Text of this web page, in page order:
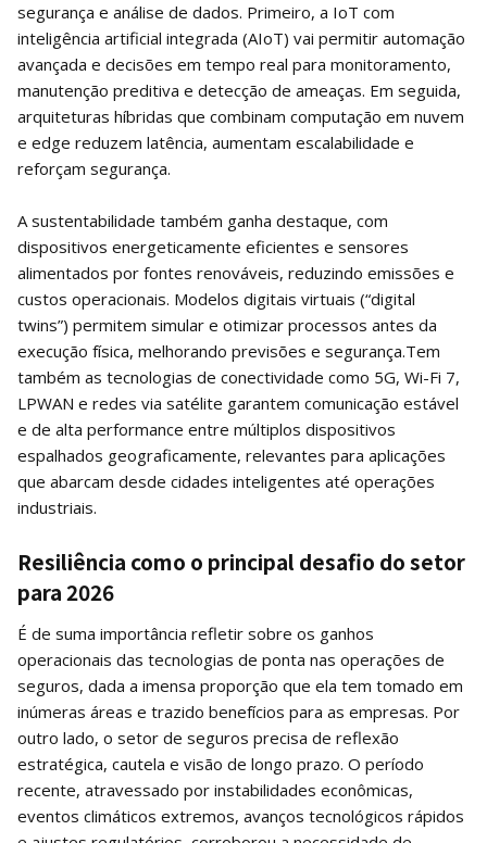
segurança e análise de dados. Primeiro, a IoT com
inteligência artificial integrada (AIoT) vai permitir automação
avançada e decisões em tempo real para monitoramento,
manutenção preditiva e detecção de ameaças. Em seguida,
arquiteturas híbridas que combinam computação em nuvem
e edge reduzem latência, aumentam escalabilidade e
reforçam segurança.
A sustentabilidade também ganha destaque, com
dispositivos energeticamente eficientes e sensores
alimentados por fontes renováveis, reduzindo emissões e
custos operacionais. Modelos digitais virtuais (“digital
twins”) permitem simular e otimizar processos antes da
execução física, melhorando previsões e segurança.Tem
também as tecnologias de conectividade como 5G, Wi-Fi 7,
LPWAN e redes via satélite garantem comunicação estável
e de alta performance entre múltiplos dispositivos
espalhados geograficamente, relevantes para aplicações
que abarcam desde cidades inteligentes até operações
industriais.
Resiliência como o principal desafio do setor
para 2026
É de suma importância refletir sobre os ganhos
operacionais das tecnologias de ponta nas operações de
seguros, dada a imensa proporção que ela tem tomado em
inúmeras áreas e trazido benefícios para as empresas. Por
outro lado, o setor de seguros precisa de reflexão
estratégica, cautela e visão de longo prazo. O período
recente, atravessado por instabilidades econômicas,
eventos climáticos extremos, avanços tecnológicos rápidos